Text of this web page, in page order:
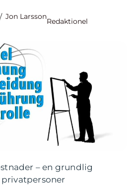
Jon Larsson
Redaktionel
– en grundlig